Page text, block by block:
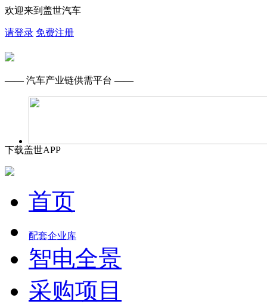
欢迎来到盖世汽车
请登录 免费注册
—— 汽车产业链供需平台 ——
下载盖世APP
首页
配套企业库
智电全景
采购项目